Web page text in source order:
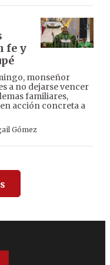
fe y
monseñor
a no dejarse vencer
familiares,
acción concreta a
Gómez